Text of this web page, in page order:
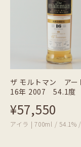
ザ モルトマン アー
16年 2007 54.1度
¥57,550
アイラ | 700ml / 54.1%